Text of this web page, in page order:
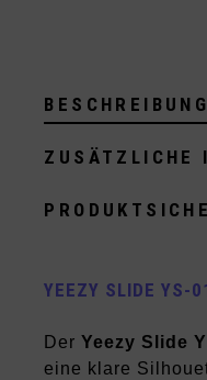
BESCHREIBUNG
ZUSÄTZLICHE
YEEZY SLIDE YS-
DerYeezy Slide
eine klare